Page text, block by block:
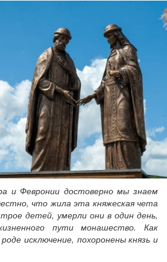
и Февронии достоверно мы знаем
что жила эта княжеская чета
детей, умерли они в один день,
пути монашество. Как
исключение, похоронены князь и